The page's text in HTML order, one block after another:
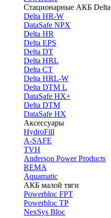
Стационарные АКБ Delta
Delta HR-W
DataSafe NPX
Delta HR
Delta EPS
Delta DT
Delta HRL
Delta CT
Delta HRL-W
Delta DTM L
DataSafe HX+
Delta DTM
DataSafe HX
Аксессуары
HydroFill
A-SAFE
TVH
Anderson Power Products
REMA
Aquamatic
АКБ малой тяги
Powerbloc FPT
Powerbloc TP
NexSys Bloc